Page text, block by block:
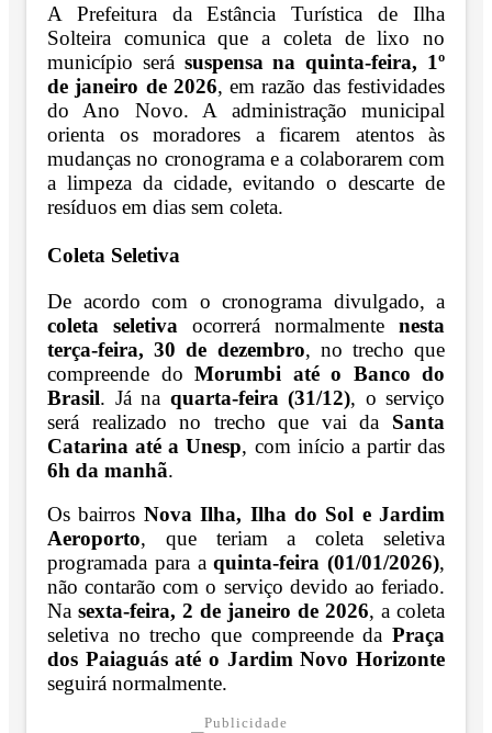
A Prefeitura da Estância Turística de Ilha
Solteira comunica que a coleta de lixo no
município será suspensa na quinta-feira, 1º
de janeiro de 2026, em razão das festividades
do Ano Novo. A administração municipal
orienta os moradores a ficarem atentos às
mudanças no cronograma e a colaborarem com
a limpeza da cidade, evitando o descarte de
resíduos em dias sem coleta.
Coleta Seletiva
De acordo com o cronograma divulgado, a
coleta seletiva ocorrerá normalmente nesta
terça-feira, 30 de dezembro, no trecho que
compreende do Morumbi até o Banco do
Brasil. Já na quarta-feira (31/12), o serviço
será realizado no trecho que vai da Santa
Catarina até a Unesp, com início a partir das
6h da manhã.
Os bairros Nova Ilha, Ilha do Sol e Jardim
Aeroporto, que teriam a coleta seletiva
programada para aquinta-feira (01/01/2026),
não contarão com o serviço devido ao feriado.
Na sexta-feira, 2 de janeiro de 2026, a coleta
seletiva no trecho que compreende da Praça
dos Paiaguás até o Jardim Novo Horizonte
seguirá normalmente.
Publicidade